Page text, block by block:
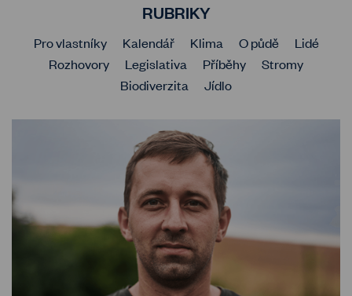
RUBRIKY
Pro vlastníky Kalendář Klima O půdě
Lidé
Rozhovory
Legislativa Příběhy
Stromy
Biodiverzita
Jídlo